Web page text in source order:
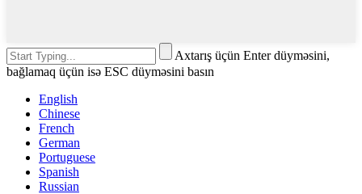
Axtarış üçün Enter düyməsini,
bağlamaq üçün isə ESC düyməsini basın
English
Chinese
French
German
Portuguese
Spanish
Russian